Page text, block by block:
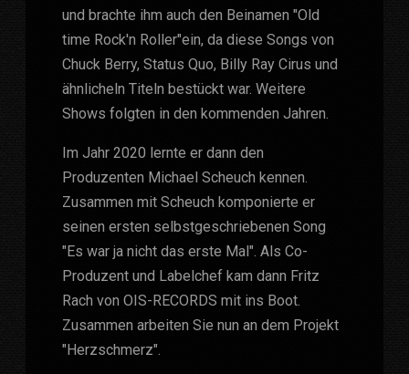
und brachte ihm auch den Beinamen "Old
time Rock'n Roller"ein, da diese Songs von
Chuck Berry, Status Quo, Billy Ray Cirus und
ähnlicheln Titeln bestückt war. Weitere
Shows folgten in den kommenden Jahren.
Im Jahr 2020 lernte er dann den
Produzenten Michael Scheuch kennen.
Zusammen mit Scheuch komponierte er
seinen ersten selbstgeschriebenen Song
"Es war ja nicht das erste Mal". Als Co-
Produzent und Labelchef kam dann Fritz
Rach von OIS-RECORDS mit ins Boot.
Zusammen arbeiten Sie nun an dem Projekt
"Herzschmerz".